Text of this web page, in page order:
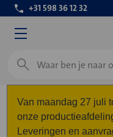
+31 598 36 12 32
Zoeken
Van maandag 27 juli
onze
Leveringen en